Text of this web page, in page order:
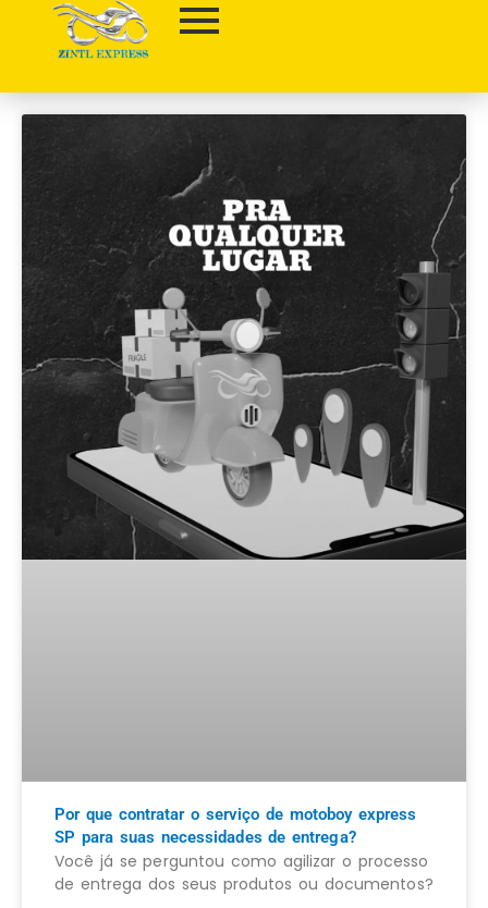
Por que contratar o serviço de motoboy express
SP para suas necessidades de entrega?
Você já se perguntou como agilizar o processo
de entrega dos seus produtos ou documentos?